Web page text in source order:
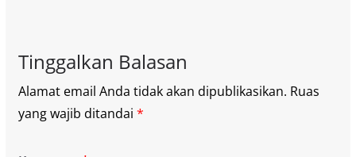
Tinggalkan Balasan
Alamat email Anda tidak akan dipublikasikan. Ruas
yang wajib ditandai *